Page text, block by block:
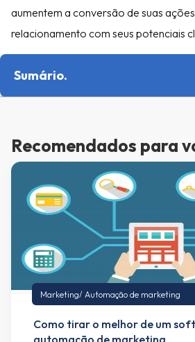
aumentem a conversão de suas
relacionamento com seus potenciais
Sumário.
Recomendados para
Marketing/ Automação de marketing
Como tirar o melhor de um
automação de marketing